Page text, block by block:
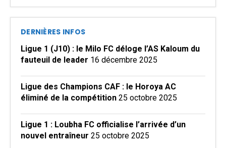
DERNIÈRES INFOS
Ligue 1 (J10) : le Milo FC déloge l’AS Kaloum du
fauteuil de leader 16 décembre 2025
Ligue des Champions CAF : le Horoya AC
éliminé de la compétition 25 octobre 2025
Ligue 1 : Loubha FC officialise l’arrivée d’un
nouvel entraîneur 25 octobre 2025